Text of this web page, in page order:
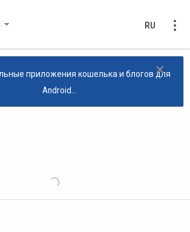
RU
×
приложения кошелька и блогов для
Android...